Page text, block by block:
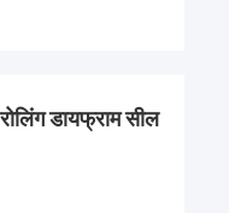
डायफ्राम सील